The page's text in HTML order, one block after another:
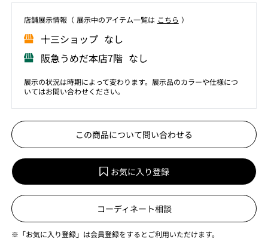
店舗展⽰情報（ 展⽰中のアイテム⼀覧は こちら ）
⼗三ショップ なし
阪急うめだ本店7階 なし
展示の状況は時期によって変わります。展示品のカラーや仕様につ
いてはお問い合わせください。
この商品について問い合わせる
お気に入り登録
コーディネート相談
※「お気に入り登録」は会員登録をするとご利用いただけます。